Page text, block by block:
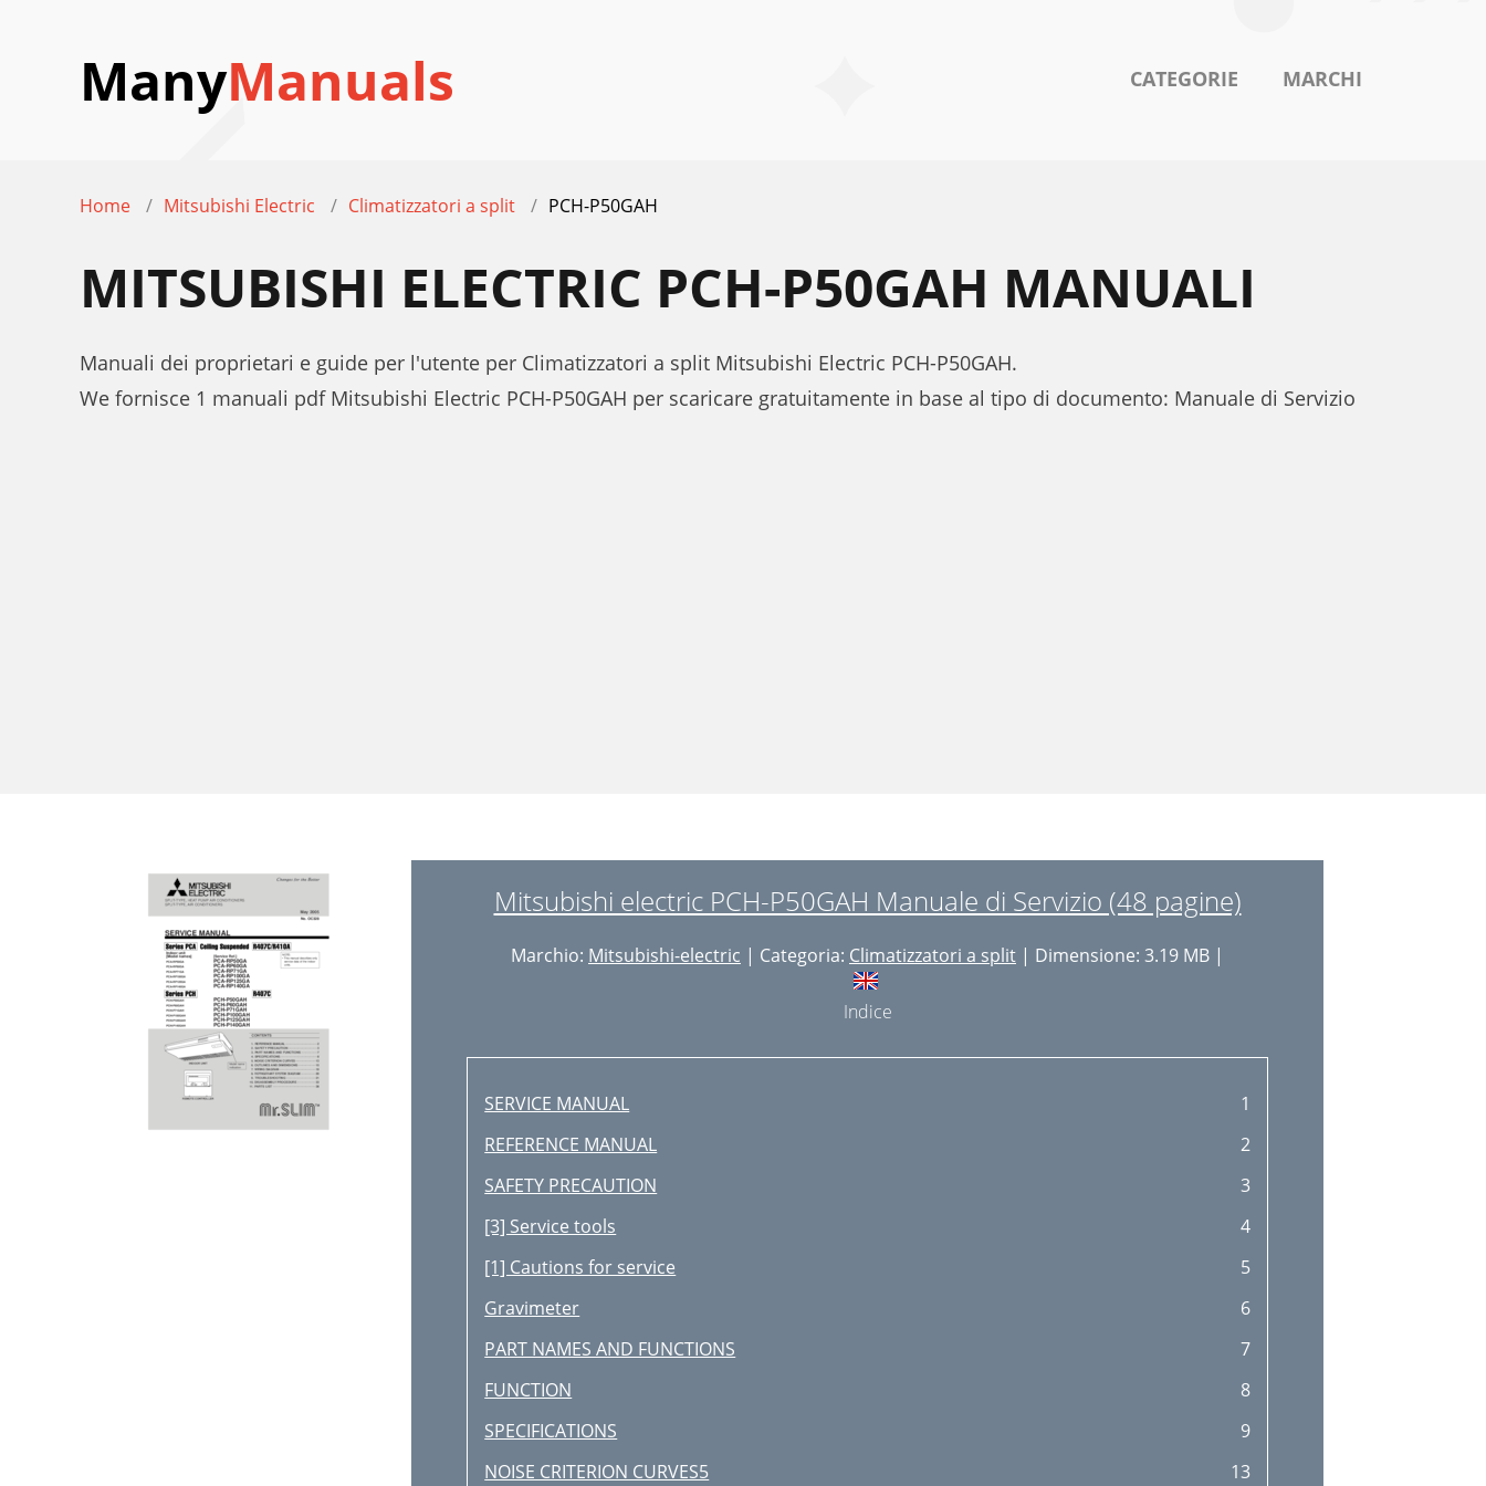
ManyManuals CATEGORIE MARCHI
Home Mitsubishi Electric Climatizzatori a split PCH-P50GAH
MITSUBISHI ELECTRIC PCH-P50GAH MANUALI
Manuali dei proprietari e guide per l'utente per Climatizzatori a split Mitsubishi Electric PCH-P50GAH.
We fornisce 1 manuali pdf Mitsubishi Electric PCH-P50GAH per scaricare gratuitamente in base al tipo di documento: Manuale di Servizio
Mitsubishi electric PCH-P50GAH Manuale di Servizio (48 pagine)
Marchio: Mitsubishi-electric | Categoria: Climatizzatori a split | Dimensione: 3.19 MB |
Indice
SERVICE MANUAL
1
REFERENCE MANUAL
2
SAFETY PRECAUTION
3
[3] Service tools
4
[1] Cautions for service
5
Gravimeter
6
PART NAMES AND FUNCTIONS
7
FUNCTION
8
SPECIFICATIONS
9
NOISE CRITERION CURVES5
13